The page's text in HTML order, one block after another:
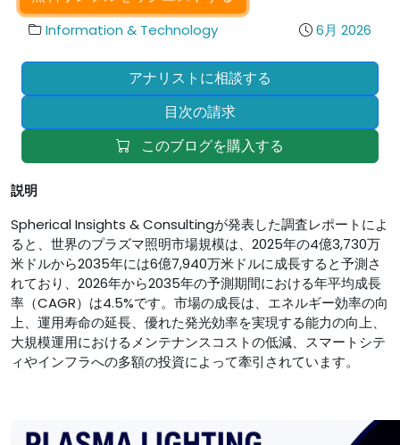
Information & Technology 6月 2026
アナリストに相談する
目次の請求
このブログを購入する
説明
Spherical Insights & Consultingが発表した調査レポートによ
ると、世界のプラズマ照明市場規模は、2025年の4億3,730万
米ドルから2035年には6億7,940万米ドルに成長すると予測さ
れており、2026年から2035年の予測期間における年平均成長
率（CAGR）は4.5%です。市場の成長は、エネルギー効率の向
上、運用寿命の延長、優れた発光効率を実現する能力の向上、
大規模運用におけるメンテナンスコストの低減、スマートシテ
ィやインフラへの多額の投資によって牽引されています。